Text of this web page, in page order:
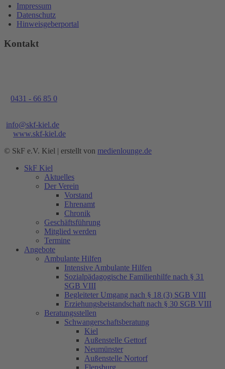
Impressum
Datenschutz
Hinweisgeberportal
Kontakt
0431 - 66 85 0
info@skf-kiel.de
www.skf-kiel.de
© SkF e.V. Kiel | erstellt von medienlounge.de
SkF Kiel
Aktuelles
Der Verein
Vorstand
Ehrenamt
Chronik
Geschäftsführung
Mitglied werden
Termine
Angebote
Ambulante Hilfen
Intensive Ambulante Hilfen
Sozialpädagogische Familienhilfe nach § 31
SGB VIII
Begleiteter Umgang nach § 18 (3) SGB VIII
Erziehungsbeistandschaft nach § 30 SGB VIII
Beratungsstellen
Schwangerschaftsberatung
Kiel
Außenstelle Gettorf
Neumünster
Außenstelle Nortorf
Flensburg